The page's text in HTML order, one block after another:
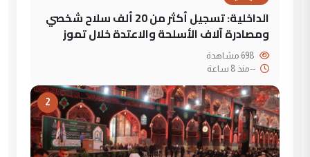
الداخلية: تسجيل أكثر من 20 ألف سلاح شخصي
ومصادرة آلاف الأسلحة والاعتدة خلال تموز
--منذ 8 ساعة
2